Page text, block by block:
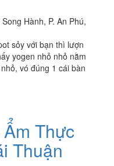
Hành, P. An Phú,
sỏy với bạn thì lượn
yogen nhỏ nhỏ nằm
vó đúng 1 cái bàn